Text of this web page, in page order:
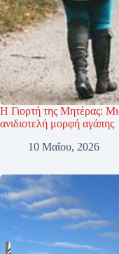
Η Γιορτή της Μητέρας:
ανιδιοτελή μορφή αγάπης
10 Μαΐου, 2026